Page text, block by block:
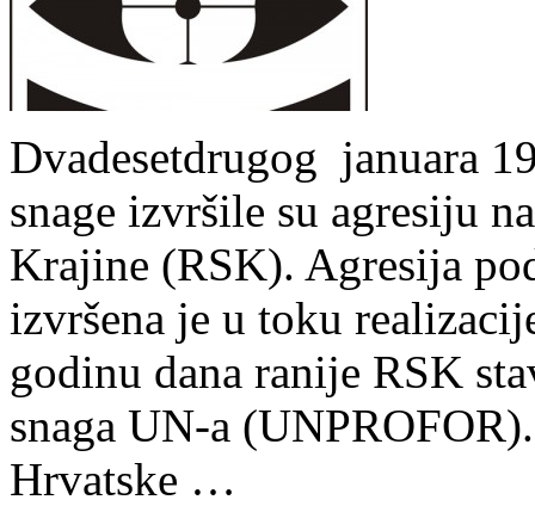
Dvadesetdrugog januara
snage izvršile su agresiju
Krajine (RSK). Agresija
izvršena je u toku
godinu dana ranije RSK
snaga UN-a
Hrvatske …